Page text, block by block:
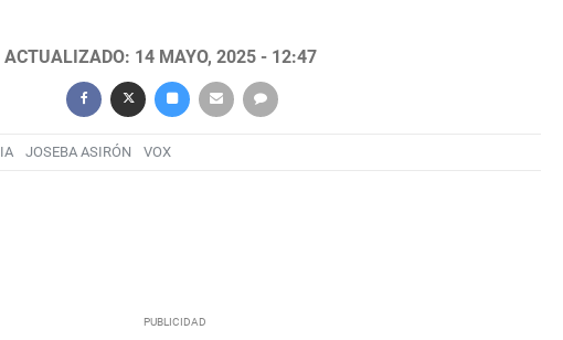
14 MAYO, 2025 - 12:47
JOSEBA ASIRÓN VOX